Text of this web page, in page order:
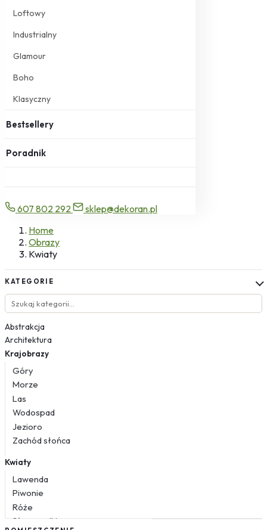
Loftowy
Industrialny
Glamour
Boho
Klasyczny
Bestsellery
Poradnik
607 802 292
sklep@dekoran.pl
Home
Obrazy
Kwiaty
KATEGORIE
Abstrakcja
Architektura
Krajobrazy
Góry
Morze
Las
Wodospad
Jezioro
Zachód słońca
Kwiaty
Lawenda
Piwonie
Róże
Słoneczniki